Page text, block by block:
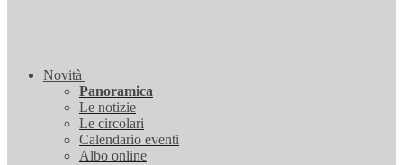
Novità
Panoramica
Le notizie
Le circolari
Calendario eventi
Albo online